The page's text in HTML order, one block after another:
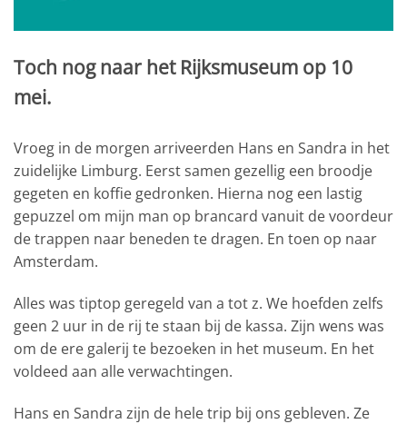
Toch nog naar het Rijksmuseum op 10
mei.
Vroeg in de morgen arriveerden Hans en Sandra in het
zuidelijke Limburg. Eerst samen gezellig een broodje
gegeten en koffie gedronken. Hierna nog een lastig
gepuzzel om mijn man op brancard vanuit de voordeur
de trappen naar beneden te dragen. En toen op naar
Amsterdam.
Alles was tiptop geregeld van a tot z. We hoefden zelfs
geen 2 uur in de rij te staan bij de kassa. Zijn wens was
om de ere galerij te bezoeken in het museum. En het
voldeed aan alle verwachtingen.
Hans en Sandra zijn de hele trip bij ons gebleven. Ze